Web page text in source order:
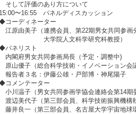
して評価のあり方について
〜16:55 パネルディスカッション
ーディネーター
原由美子（連携会員、第22期男女共同参画
学院人文科学研究科教授）
ネリスト
閣府男女共同参画局長（予定・調整中)
山優子（総合科学技術・イノベーション会
告者３名：伊藤公雄・戸部博・神尾陽子
メンテーター
川温子（男女共同参画学協会連絡会第14期
辺美代子（第三部会員、科学技術振興機構
井良一（第三部会員、名古屋大学宇宙地球